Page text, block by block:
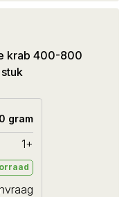
krab 400-800
gram
1+